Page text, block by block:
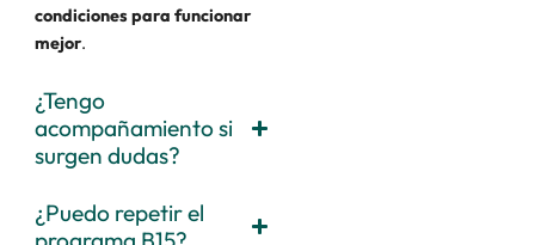
condiciones para funcionar
mejor.
¿Tengo
acompañamiento si
surgen dudas?
¿Puedo repetir el